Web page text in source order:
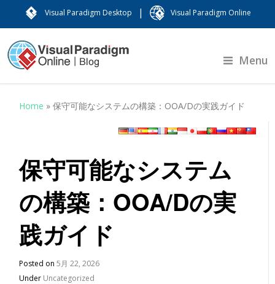
Visual Paradigm Desktop | Visual Paradigm Online
Menu
Home »保守可能なシステムの構築：OOA/Dの実践ガイド
保守可能なシステム
の構築：OOA/Dの実
践ガイド
Posted on5月 22, 2026
Under Uncategorized